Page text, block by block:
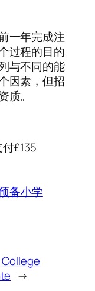
一年完成注
过程的目的
与不同的能
因素，但招
质。
£135
备小学
→